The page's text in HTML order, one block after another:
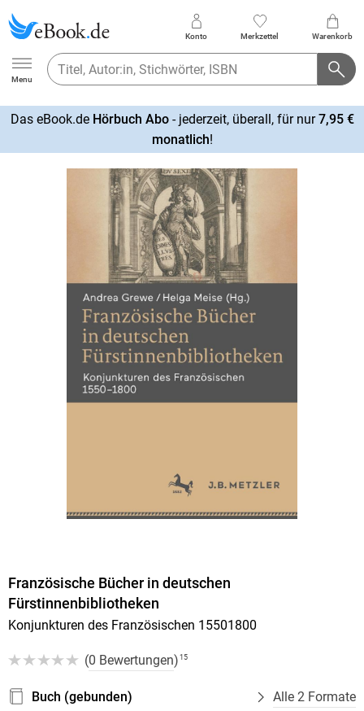
Ebook.de
Menu
Konto Merkzettel Warenkorb
Das eBook.de Hörbuch Abo- jederzeit, überall, für nur7,95 €
monatlich!
Französische Bücher in deutschen
Fürstinnenbibliotheken
Konjunkturen des Französischen 15501800
(0 Bewertungen) 15
Buch (gebunden) Alle 2 Formate